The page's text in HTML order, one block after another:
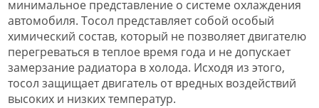
минимальное представление о системе охлаждения
автомобиля. Тосол представляет собой особый
химический состав, который не позволяет двигателю
перегреваться в теплое время года и не допускает
замерзание радиатора в холода. Исходя из этого,
тосол защищает двигатель от вредных воздействий
высоких и низких температур.